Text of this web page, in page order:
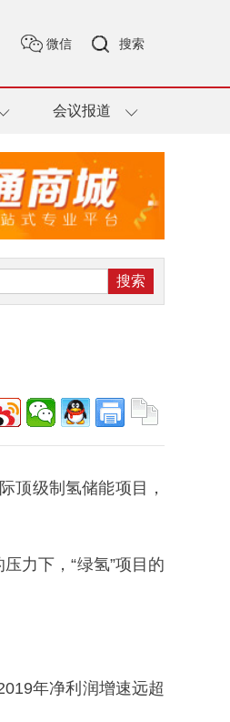
微信 搜索
会议报道
顶级制氢储能项目，
力下，“绿氢”项目的
年净利润增速远超